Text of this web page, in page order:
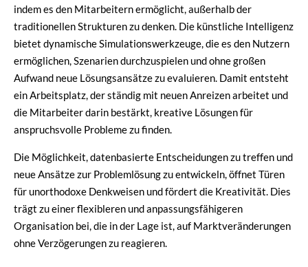
indem es den Mitarbeitern ermöglicht, außerhalb der
traditionellen Strukturen zu denken. Die künstliche Intelligenz
bietet dynamische Simulationswerkzeuge, die es den Nutzern
ermöglichen, Szenarien durchzuspielen und ohne großen
Aufwand neue Lösungsansätze zu evaluieren. Damit entsteht
ein Arbeitsplatz, der ständig mit neuen Anreizen arbeitet und
die Mitarbeiter darin bestärkt, kreative Lösungen für
anspruchsvolle Probleme zu finden.
Die Möglichkeit, datenbasierte Entscheidungen zu treffen und
neue Ansätze zur Problemlösung zu entwickeln, öffnet Türen
für unorthodoxe Denkweisen und fördert die Kreativität. Dies
trägt zu einer flexibleren und anpassungsfähigeren
Organisation bei, die in der Lage ist, auf Marktveränderungen
ohne Verzögerungen zu reagieren.